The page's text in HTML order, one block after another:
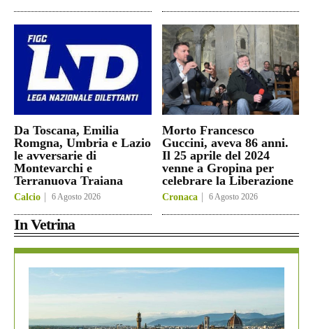
Da Toscana, Emilia
Romgna, Umbria e Lazio
le avversarie di
Montevarchi e
Terranuova Traiana
Calcio 6 Agosto 2026
Morto Francesco
Guccini, aveva 86 anni.
Il 25 aprile del 2024
venne a Gropina per
celebrare la Liberazione
Cronaca 6 Agosto 2026
In Vetrina